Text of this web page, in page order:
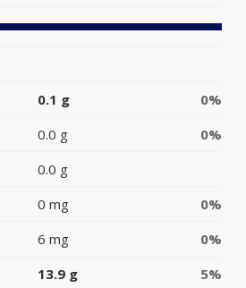
0.1 g
0%
0.0 g
0%
0.0 g
0 mg
0%
6 mg
0%
13.9 g
5%